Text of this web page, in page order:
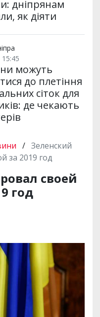
дніпрянам
як діяти
можуть
до плетіння
сіток для
де чекають
/ Зеленский
за 2019 год
своей
год